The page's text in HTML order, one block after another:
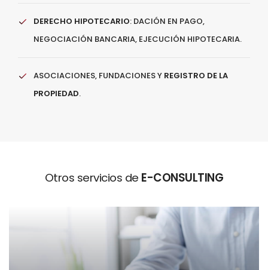
DERECHO HIPOTECARIO: DACIÓN EN PAGO,
NEGOCIACIÓN BANCARIA, EJECUCIÓN HIPOTECARIA.
ASOCIACIONES, FUNDACIONES Y REGISTRO DE LA
PROPIEDAD.
Otros servicios de E-CONSULTING